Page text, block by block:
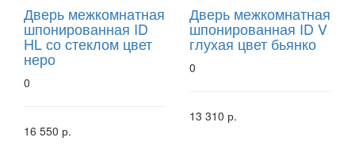
Дверь межкомнатная
шпонированная ID
HL со стеклом цвет
неро
0
16 550 р.
Дверь межкомнатная
шпонированная ID V
глухая цвет бьянко
0
13 310 р.